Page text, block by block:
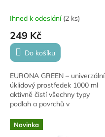
Ihned k odeslání (2 ks)
249 Kč
Do košíku
EURONA GREEN – univerzální
úklidový prostředek 1000 ml
aktivně čistí všechny typy
podlah a povrchů v
domácnosti, odstraňuje
mastnotu a nezanechává
šmouhy.
Novinka